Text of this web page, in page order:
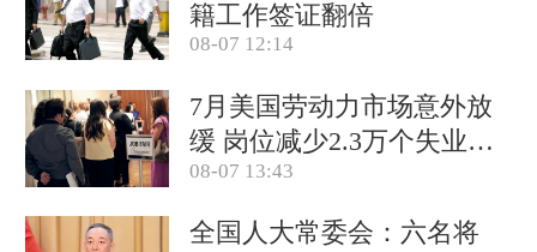
籍工作签证翻倍
08-07 12:14
7月美国劳动力市场意外放
缓 岗位减少2.3万个失业率
降至4.1%
08-07 13:43
全国人大常委会：六名将